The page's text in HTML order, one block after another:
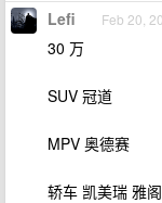
Lefi Feb 20,
30 万
SUV 冠道
MPV 奥德赛
轿车 凯美瑞 雅阁